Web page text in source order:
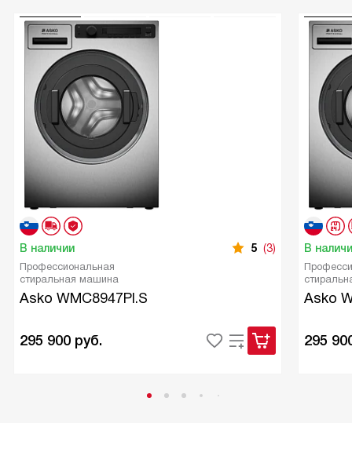
В наличии 5 (3)
Профессиональная
стиральная машина
Asko WMC8947PI.S
295 900 руб.
В
Asko
295